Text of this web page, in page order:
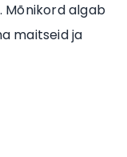
Mõnikord algab
maitseid ja